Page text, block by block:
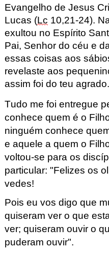
Evangelho de Jesus
Lucas (Lc 10,21-24).
exultou no Espírito
Pai, Senhor do céu e
essas coisas aos
revelaste aos
assim foi do teu agrado.
Tudo me foi entregue
conhece quem é o
ninguém conhece
e aquele a quem o
voltou-se para os
particular: "Felizes os
vedes!
Pois eu vos digo que
quiseram ver o que
ver; quiseram ouvir o
puderam ouvir".